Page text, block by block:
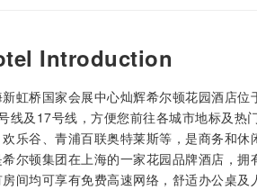
Introduction
虹桥国家会展中心灿辉希尔顿花园酒店
线及17号线，方便您前往各城市地标及热
乐谷、青浦百联奥特莱斯等，是商务和休
尔顿集团在上海的一家花园品牌酒店，拥
间均可享有免费高速网络，舒适办公桌及